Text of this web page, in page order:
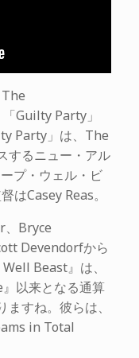
Guilty Party」
Party」は、The
するニュー・アル
プ・ウェル・ビ
はCasey Reas。
Bryce
Devendorfから
Beast』は、
以来となる通算
すね。彼らは、
in Total